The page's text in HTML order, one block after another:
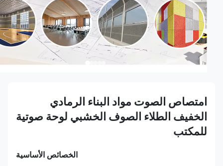
امتصاص الصوت مواد البناء الرمادي
الخفيف الطلاء الصوف الخشبي لوحة صوتية
للمكتب
الخصائص الأساسية